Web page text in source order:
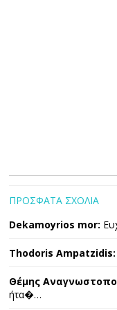
ΠΡΟΣΦΑΤΑ ΣΧΟΛΙΑ
Dekamoyrios mor:
Thodoris Ampatzidis:
Θέμης
ήτα�…